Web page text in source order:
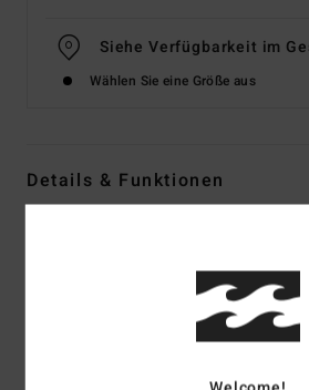
Siehe Verfügbarkeit im
Wählen Sie eine Größe aus
Details & Funktionen
Frauen Schwarz Bikinioberteil mit
Farbcodebpb